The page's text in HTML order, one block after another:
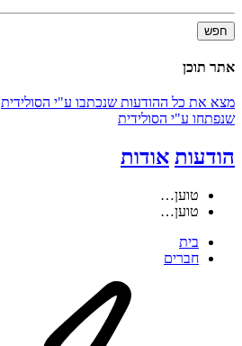
חפש
אתר תוכן
מצא את כל ההודעות שנכתבו ע"י הסולידית
שנפתחו ע"י הסולידית
הודעות אודות
טוען…
טוען…
בית
חברים